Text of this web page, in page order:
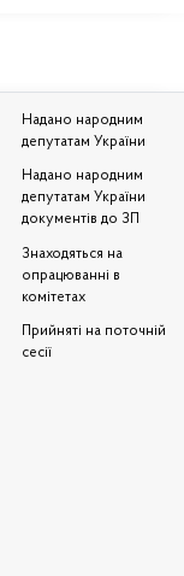
Надано народним
депутатам України
Надано народним
депутатам України
документів до ЗП
Знаходяться на
опрацюванні в
комітетах
Прийняті на поточній
сесії